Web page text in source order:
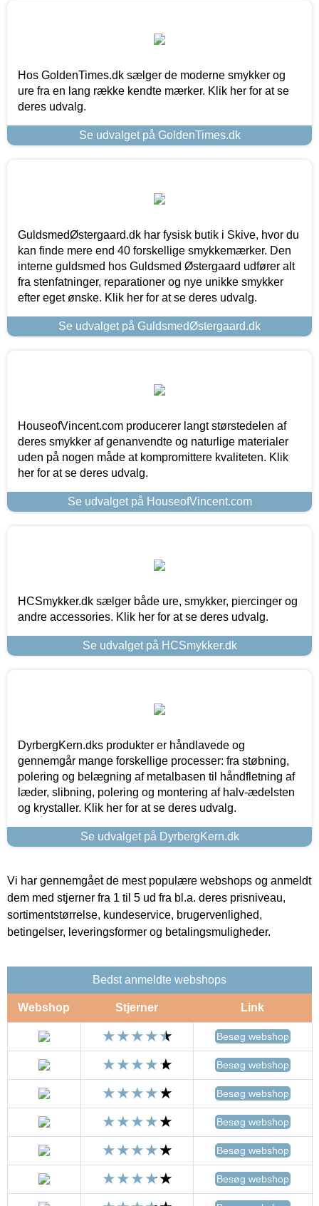
Hos GoldenTimes.dk sælger de moderne smykker og
ure fra en lang række kendte mærker. Klik her for at se
deres udvalg.
Se udvalget på GoldenTimes.dk
GuldsmedØstergaard.dk har fysisk butik i Skive, hvor du
kan finde mere end 40 forskellige smykkemærker. Den
interne guldsmed hos Guldsmed Østergaard udfører alt
fra stenfatninger, reparationer og nye unikke smykker
efter eget ønske. Klik her for at se deres udvalg.
Se udvalget på GuldsmedØstergaard.dk
HouseofVincent.com producerer langt størstedelen af
deres smykker af genanvendte og naturlige materialer
uden på nogen måde at kompromittere kvaliteten. Klik
her for at se deres udvalg.
Se udvalget på HouseofVincent.com
HCSmykker.dk sælger både ure, smykker, piercinger og
andre accessories. Klik her for at se deres udvalg.
Se udvalget på HCSmykker.dk
DyrbergKern.dks produkter er håndlavede og
gennemgår mange forskellige processer: fra støbning,
polering og belægning af metalbasen til håndfletning af
læder, slibning, polering og montering af halv-ædelsten
og krystaller. Klik her for at se deres udvalg.
Se udvalget på DyrbergKern.dk
Vi har gennemgået de mest populære webshops og anmeldt
dem med stjerner fra 1 til 5 ud fra bl.a. deres prisniveau,
sortimentstørrelse, kundeservice, brugervenlighed,
betingelser, leveringsformer og betalingsmuligheder.
Bedst anmeldte webshops
Webshop Stjerner Link
Besøg webshop
Besøg webshop
Besøg webshop
Besøg webshop
Besøg webshop
Besøg webshop